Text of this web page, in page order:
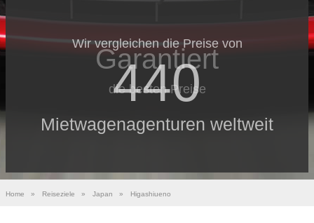
Wir vergleichen die Preise von
440
Mietwagenagenturen weltweit
Garantiert
die besten Preise
Home » Reiseziele » Japan » Higashiueno